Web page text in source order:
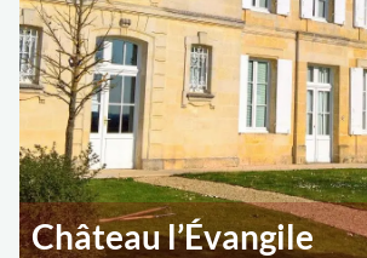
Château l’Évangile